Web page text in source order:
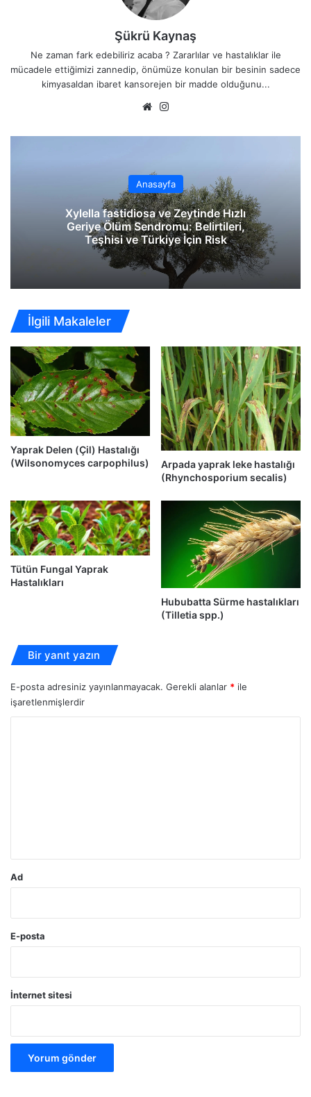
Şükrü Kaynaş
Ne zaman fark edebiliriz acaba ? Zararlılar ve hastalıklar ile
mücadele ettiğimizi zannedip, önümüze konulan bir besinin sadece
kimyasaldan ibaret kansorejen bir madde olduğunu...
We
sit ra
Anasayfa
Xylella fastidiosa ve Zeytinde Hızlı
Geriye Ölüm Sendromu: Belirtileri,
Teşhisi ve Türkiye İçin Risk
İlgili Makaleler
Yaprak Delen (Çil) Hastalığı
(Wilsonomyces carpophilus)
Arpada yaprak leke hastalığı
(Rhynchosporium secalis)
Tütün Fungal Yaprak
Hastalıkları
Hububatta Sürme hastalıkları
(Tilletia spp.)
Bir yanıt yazın
E-posta adresiniz yayınlanmayacak. Gerekli alanlar * ile
işaretlenmişlerdir
Ad
E-posta
İnternet sitesi